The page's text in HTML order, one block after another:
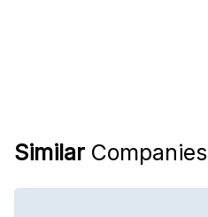
Similar Companies